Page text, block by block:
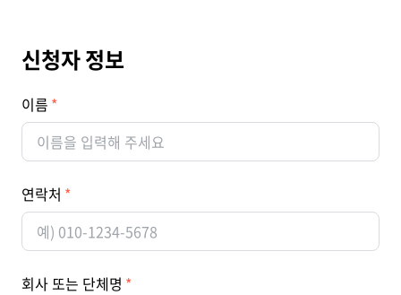
신청자 정보
이름
연락처
회사 또는 단체명